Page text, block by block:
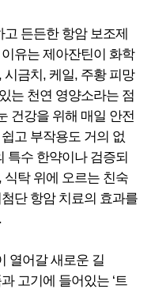
든든한 항암 보조제
유는 제아잔틴이 화학
금치, 케일, 주황 피망
는 천연 영양소라는 점
건강을 위해 매일 안전
고 부작용도 거의 없
특수 한약이나 검증되
탁 위에 오르는 친숙
단 항암 치료의 효과를
열어갈 새로운 길
고기에 들어있는 ‘트